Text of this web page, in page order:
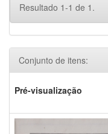
Resultado 1-1 de 1.
Conjunto de itens:
Pré-visualização